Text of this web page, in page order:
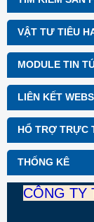
VẬT TƯ TIÊU
MODULE TIN
LIÊN KẾT
HỔ TRỢ TRỰC
THỐNG KÊ
CÔNG TY